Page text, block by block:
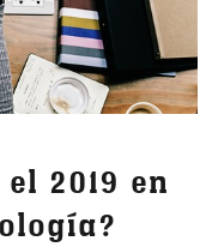
2019 en